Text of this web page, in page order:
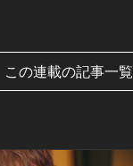
この連載の記事一覧